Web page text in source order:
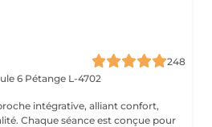
248
6 Pétange L-4702
intégrative, alliant confort,
Chaque séance est conçue pour